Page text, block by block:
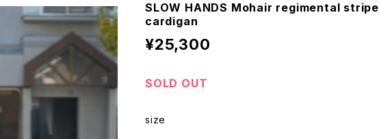
SLOW HANDS Mohair regimental stripe
cardigan
¥25,300
SOLD OUT
size